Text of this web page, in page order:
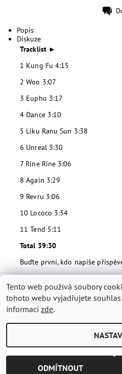
Popis
Diskuze
Tracklist ►
1 Kung Fu 4:15
2 Woo 3:07
3 Eupho 3:17
4 Dance 3:10
5 Liku Ranu Sun 3:38
6 Unreal 3:30
7 Rine Rine 3:06
8 Again 3:29
9 Revru 3:06
10 Lococo 3:34
11 Tend 5:11
Total 39:30
Buďte první, kdo napíše
Přidat komentář
2026 © Shoppi Dva,
Tento web používá soubory
tohoto webu vyjadřujete
informací zde.
ODMÍTNOUT